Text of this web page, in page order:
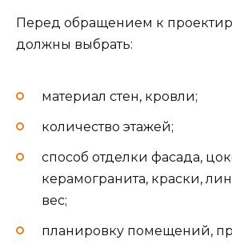
Перед обращением к
должны выбрать:
материал стен, кровли;
количество этажей;
способ отделки фасада,
керамогранита, краски,
вес;
планировку помещений,